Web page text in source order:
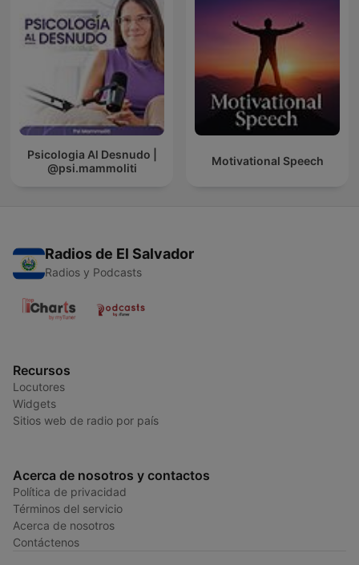
Psicologia Al Desnudo |
@psi.mammoliti
Motivational Speech
Radios de El Salvador
Radios y Podcasts
Recursos
Locutores
Widgets
Sitios web de radio por país
Acerca de nosotros y contactos
Política de privacidad
Términos del servicio
Acerca de nosotros
Contáctenos